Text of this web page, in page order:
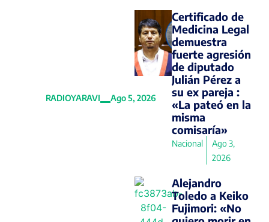
RADIOYARAVI Ago 5, 2026
Certificado de
Medicina Legal
demuestra
fuerte agresión
de diputado
Julián Pérez a
su ex pareja :
«La pateó en la
misma
comisaría»
Nacional
Ago 3,
2026
Alejandro
Toledo a Keiko
Fujimori: «No